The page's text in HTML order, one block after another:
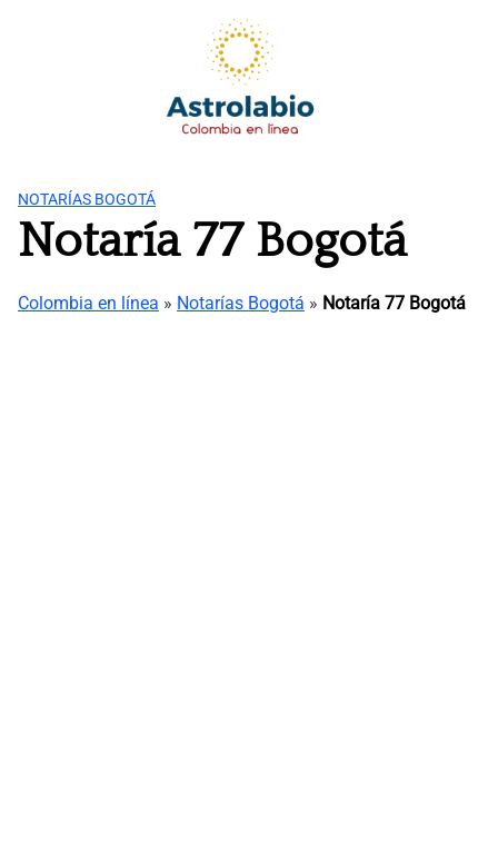
NOTARÍAS BOGOTÁ
Notaría 77 Bogotá
Colombia en línea » Notarías Bogotá » Notaría 77 Bogotá